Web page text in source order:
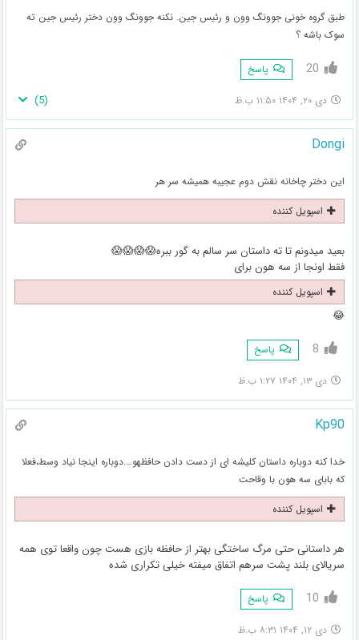
طبق گروه خونی جوونگ وون و رئیس جین. نکنه جوونگ وون دختر رئیس جین ته
سوک باشه ؟
20 پاسخ
دی ۲۰, ۱۴۰۴ ۱۱:۵۰ ب.ظ (
5
)
Dongi
این دختر چاخانه نقش دوم عجیبه همیشه سر هر
اسپویل کننده
بعید میدونم تا ته داستان سر سالم به گور ببره😱😱😱😱
فقط اونجا از سه هون برای
اسپویل کننده
😂
8 پاسخ
دی ۱۳, ۱۴۰۴ ۱:۲۷ ب.ظ
Kp90
خدا کنه دوباره داستان کلیشه ای از دست دادن حافظهو….دوباره اینجا نیاد وسط،فعلا
که بابای سه هون با وقاحت
اسپویل کننده
هر داستانی حتی مرگ ساختگی بهتر از حافظه بازی هست چون واقعا توی همه
سریالای بلند پشت سرهم اتفاق میفته خیلی تکراری شده
10 پاسخ
دی ۱۲, ۱۴۰۴ ۸:۳۱ ب.ظ